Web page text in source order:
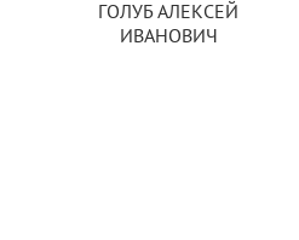
ГОЛУБ АЛЕКСЕЙ
ИВАНОВИЧ